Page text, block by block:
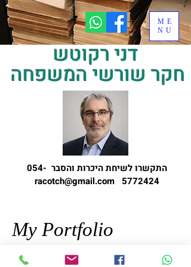
דני רקוטש
חקר שורשי המשפחה
התקשרו לשיחת היכרות והסבר 054-
5772424
racotch@gmail.com
ME
NU
My Portfolio
Welcome to my portfolio. Here you’ll find a